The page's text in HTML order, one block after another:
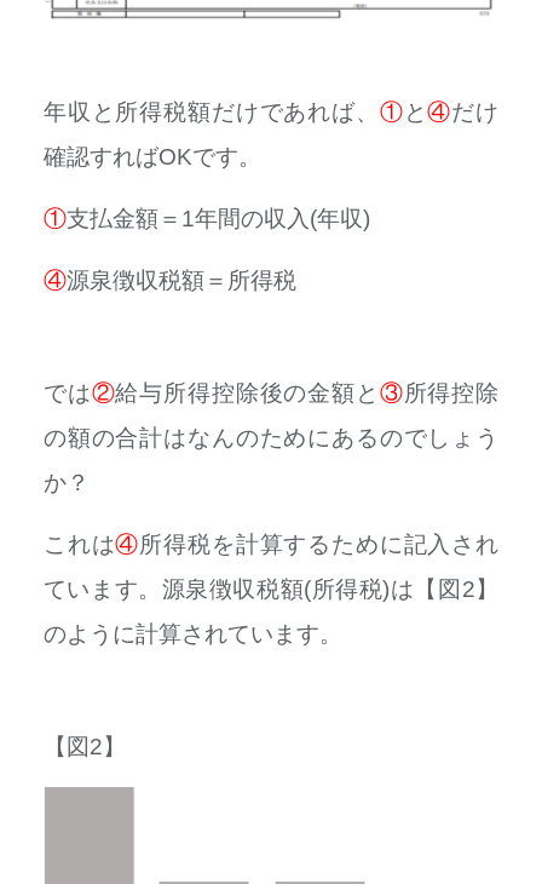
年収と所得税額だけであれば、 ①と④だけ
確認すればOKです。
①支払金額＝1年間の収入(年収)
④源泉徴収税額＝所得税
では②給与所得控除後の金額と ③所得控除
の額の合計はなんのためにあるのでしょう
か？
これは④所得税を計算するために記入され
ています。源泉徴収税額(所得税)は【図2】
のように計算されています。
【図2】